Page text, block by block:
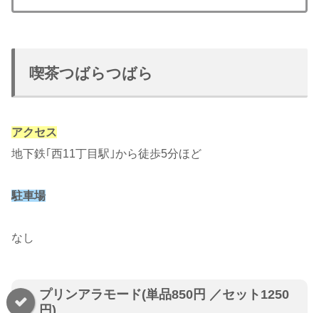
喫茶つばらつばら
アクセス
地下鉄｢西11丁目駅｣から徒歩5分ほど
駐車場
なし
プリンアラモード(単品850円 ／セット1250
円)